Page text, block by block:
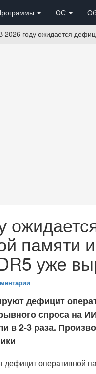
ОС
2026 году ожидается
памяти
уже
дефицит
спроса на
в 2-3 раза.